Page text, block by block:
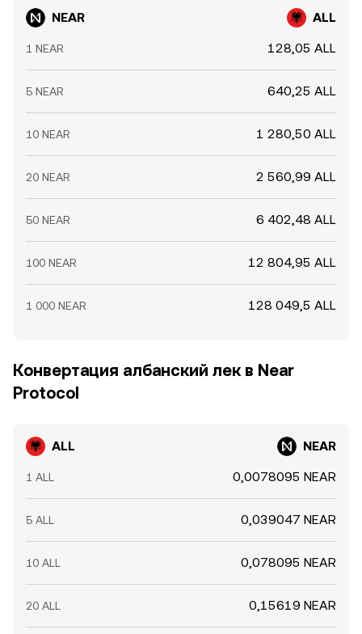
NEAR ALL
1 NEAR 128,05 ALL
5 NEAR 640,25 ALL
10 NEAR 1 280,50 ALL
20 NEAR 2 560,99 ALL
50 NEAR 6 402,48 ALL
100 NEAR 12 804,95 ALL
1 000 NEAR 128 049,5 ALL
Конвертация албанский лек в Near
Protocol
ALL NEAR
1 ALL 0,0078095 NEAR
5 ALL 0,039047 NEAR
10 ALL 0,078095 NEAR
20 ALL 0,15619 NEAR